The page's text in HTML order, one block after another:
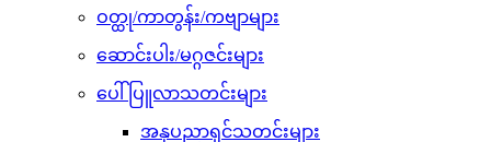
ဝတ္ထု/ကာတွန်း/ကဗျာများ
ဆောင်းပါး/မဂ္ဂဇင်းများ
ပေါ်ပြူလာသတင်းများ
အနုပညာရှင်သတင်းများ